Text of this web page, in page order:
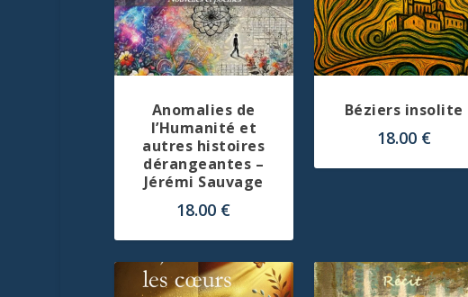
Anomalies de
l’Humanité et
autres histoires
dérangeantes –
Jérémi Sauvage
18.00 €
Béziers insolite
18.00 €